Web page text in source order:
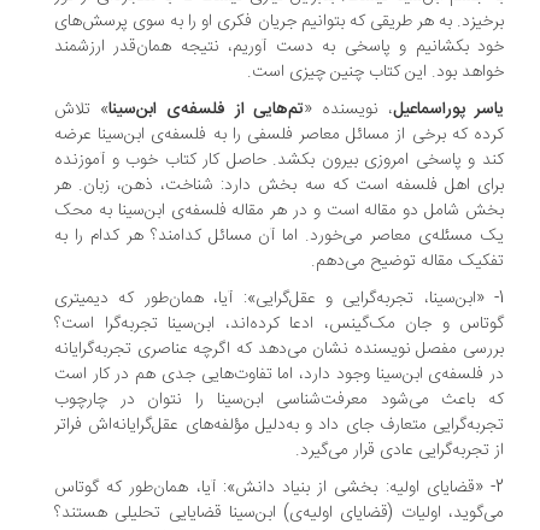
به هر طریقی که بتوانیم جریان فکری او را به سوی پرسش‌های
بکشانیم و پاسخی به دست آوریم، نتیجه همان‌قدر ارزشمند
بود. این کتاب چنین چیزی است.
پوراسماعیل، نویسنده «تم‌هایی از فلسفه‌ی ابن‌سینا» تلاش
که برخی از مسائل معاصر فلسفی را به فلسفه‌ی ابن‌سینا عرضه
و پاسخی امروزی بیرون بکشد. حاصل کار کتاب خوب و آموزنده
اهل فلسفه است که سه بخش دارد: شناخت، ذهن، زبان. هر
شامل دو مقاله است و در هر مقاله فلسفه‌ی ابن‌سینا به محک
مسئله‌ی معاصر می‌خورد. اما آن مسائل کدامند؟ هر کدام را به
مقاله توضیح می‌دهم.
«ابن‌سینا، تجربه‌گرایی و عقل‌گرایی»: آیا، همان‌طور که دیمیتری
و جان مک‌گینس، ادعا کرده‌اند، ابن‌سینا تجربه‌گرا است؟
مفصل نویسنده نشان می‌دهد که اگرچه عناصری تجربه‌گرایانه
فلسفه‌ی ابن‌سینا وجود دارد، اما تفاوت‌هایی جدی هم در کار است
باعث می‌شود معرفت‌شناسی ابن‌سینا را نتوان در چارچوب
متعارف جای داد و به‌دلیل مؤلفه‌های عقل‌گرایانه‌اش فراتر
تجربه‌گرایی عادی قرار می‌گیرد.
«قضایای اولیه: بخشی از بنیاد دانش»: آیا، همان‌طور که گوتاس
اولیات (قضایای اولیه‌ی) ابن‌سینا قضایایی تحلیلی هستند؟